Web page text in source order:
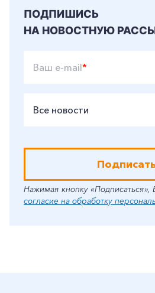
ПОДПИШИСЬ
НА НОВОСТНУЮ
Ваш e-mail*
Все новости
Нажимая кнопку «Подписаться»,
согласие на обработку